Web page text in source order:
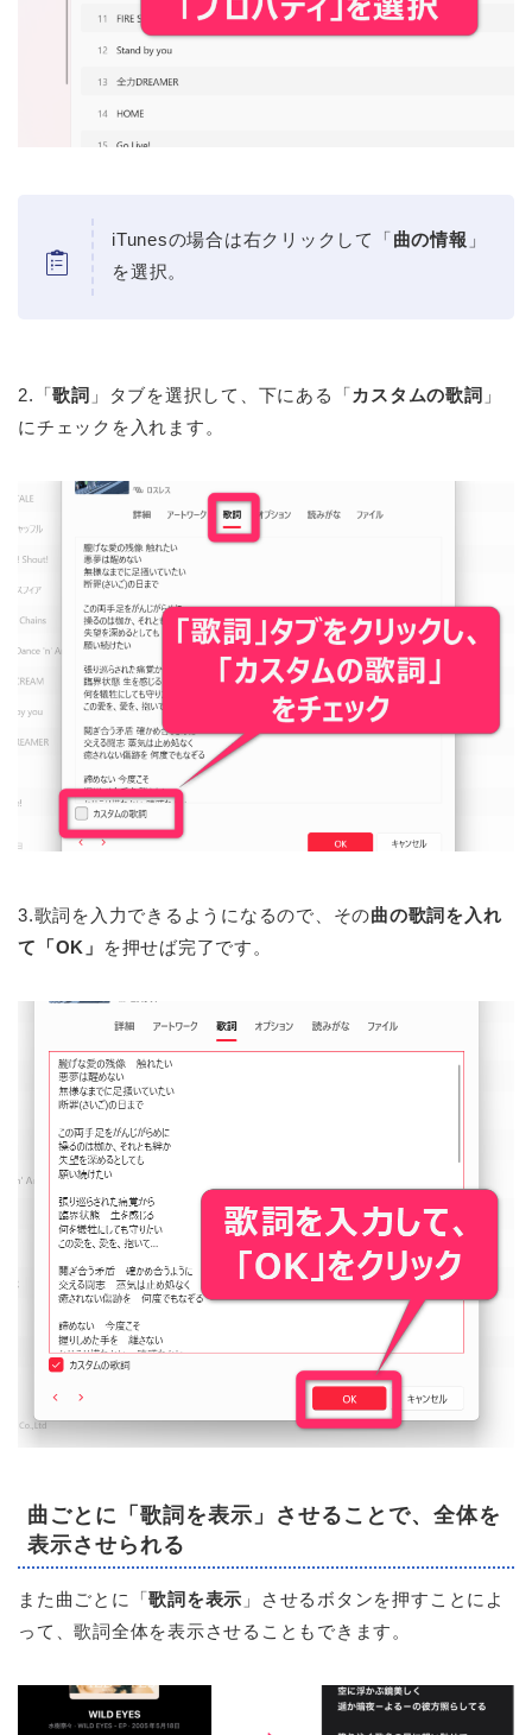
iTunesの場合は右クリックして「曲の情報 」
を選択。
2.「歌詞 」タブを選択して、下にある「カスタムの歌詞 」
にチェックを入れます。
3.歌詞を入力できるようになるので、その曲の歌詞を入れ
て「OK」
を押せば完了です。
曲ごとに「歌詞を表示」させることで、全体を
表示させられる
また曲ごとに「歌詞を表示 」させるボタンを押すことによ
って、歌詞全体を表示させることもできます。